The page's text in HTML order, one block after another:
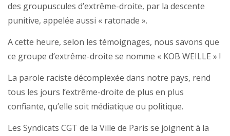
des groupuscules d’extrême-droite, par la descente
punitive, appelée aussi « ratonade ».
A cette heure, selon les témoignages, nous savons que
ce groupe d’extrême-droite se nomme « KOB WEILLE » !
La parole raciste décomplexée dans notre pays, rend
tous les jours l’extrême-droite de plus en plus
confiante, qu’elle soit médiatique ou politique.
Les Syndicats CGT de la Ville de Paris se joignent à la